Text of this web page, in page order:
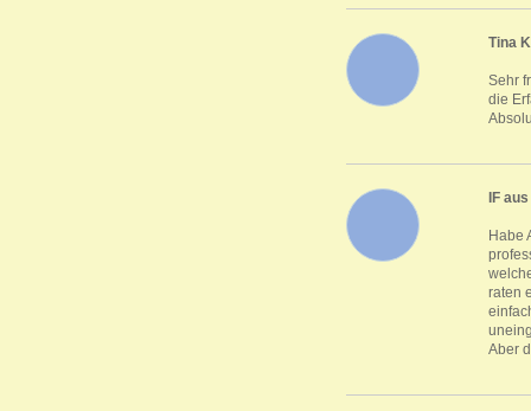
Tina
Sehr
die
IF
Habe
raten
Aber